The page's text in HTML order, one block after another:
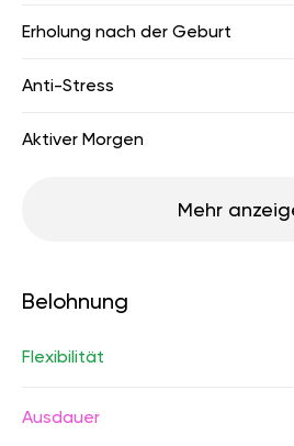
Erholung nach der Geburt
Anti-Stress
Aktiver Morgen
Mehr
Belohnung
Flexibilität
Ausdauer